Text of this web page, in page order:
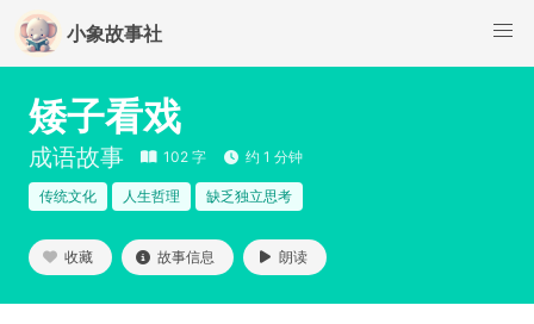
小象故事社
矮子看戏
成语故事 102 字 约 1 分钟
传统文化 人生哲理 缺乏独立思考
收藏 故事信息 朗读